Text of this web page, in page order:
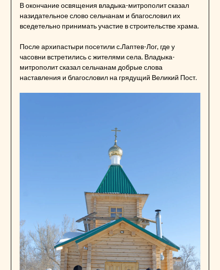
В окончание освящения владыка-митрополит сказал
назидательное слово сельчанам и благословил их
вседетельно принимать участие в строительстве храма.
После архипастыри посетили с.Лаптев-Лог, где у
часовни встретились с жителями села. Владыка-
митрополит сказал сельчанам добрые слова
наставления и благословил на грядущий Великий Пост.